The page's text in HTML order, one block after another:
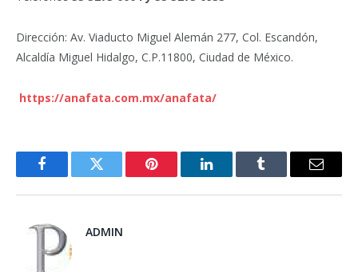
Dirección: Av. Viaducto Miguel Alemán 277, Col. Escandón,
Alcaldía Miguel Hidalgo, C.P.11800, Ciudad de México.
https://anafata.com.mx/anafata/
FacebookTwitter Pinterest LinkedInTumblr Email
ADMIN